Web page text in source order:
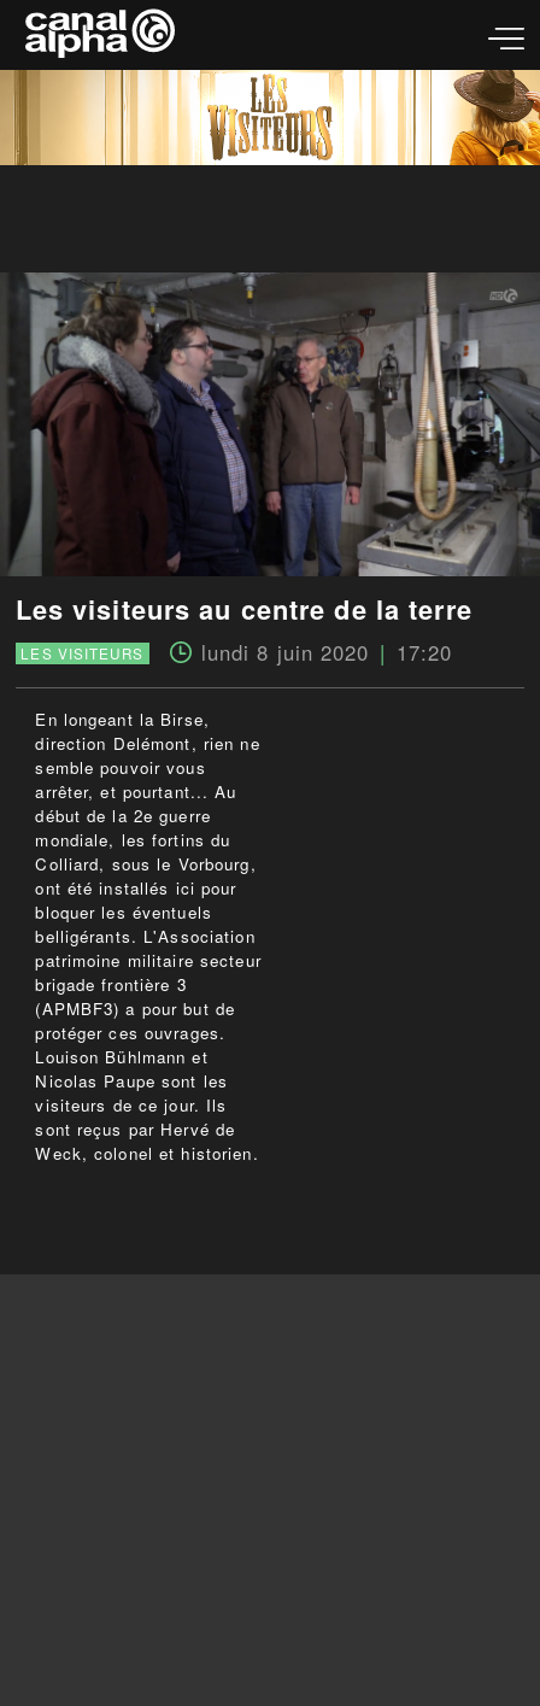
Les visiteurs au centre de la terre
LES VISITEURS lundi 8 juin 2020 17:20
En longeant la Birse,
direction Delémont, rien ne
semble pouvoir vous
arrêter, et pourtant... Au
début de la 2e guerre
mondiale, les fortins du
Colliard, sous le Vorbourg,
ont été installés ici pour
bloquer les éventuels
belligérants. L'Association
patrimoine militaire secteur
brigade frontière 3
(APMBF3) a pour but de
protéger ces ouvrages.
Louison Bühlmann et
Nicolas Paupe sont les
visiteurs de ce jour. Ils
sont reçus par Hervé de
Weck, colonel et historien.